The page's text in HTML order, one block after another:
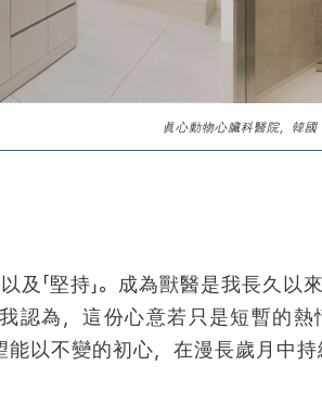
眞心動物心臟科醫院，韓國
及「堅持」。成為獸醫是我長久
認為，這份心意若只是短暫的
以不變的初心，在漫長歲月中持